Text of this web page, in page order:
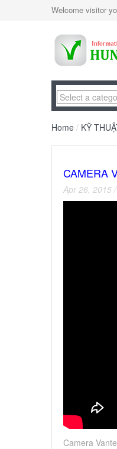
Welcome visitor
Home / KỸ
CAMERA
Apr 26, 2015 /
Camera